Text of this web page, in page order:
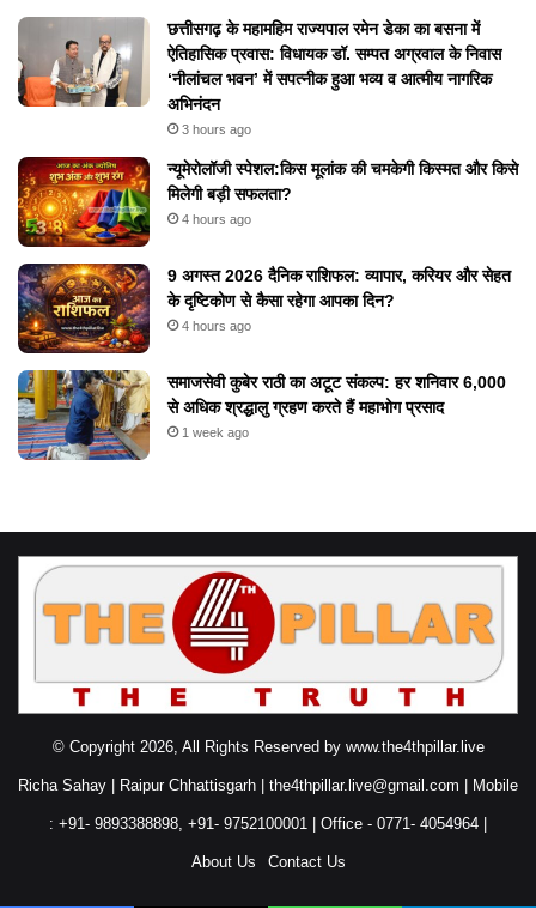
छत्तीसगढ़ के महामहिम राज्यपाल रमेन डेका का बसना में
ऐतिहासिक प्रवास: विधायक डॉ. सम्पत अग्रवाल के निवास
‘नीलांचल भवन’ में सपत्नीक हुआ भव्य व आत्मीय नागरिक
अभिनंदन
3 hours ago
न्यूमेरोलॉजी स्पेशल:किस मूलांक की चमकेगी किस्मत और किसे
मिलेगी बड़ी सफलता?
4 hours ago
9 अगस्त 2026 दैनिक राशिफल: व्यापार, करियर और सेहत
के दृष्टिकोण से कैसा रहेगा आपका दिन?
4 hours ago
समाजसेवी कुबेर राठी का अटूट संकल्प: हर शनिवार 6,000
से अधिक श्रद्धालु ग्रहण करते हैं महाभोग प्रसाद
1 week ago
© Copyright 2026, All Rights Reserved by www.the4thpillar.live
Richa Sahay | Raipur Chhattisgarh | the4thpillar.live@gmail.com | Mobile
: +91- 9893388898, +91- 9752100001 | Office - 0771- 4054964 |
About Us Contact Us